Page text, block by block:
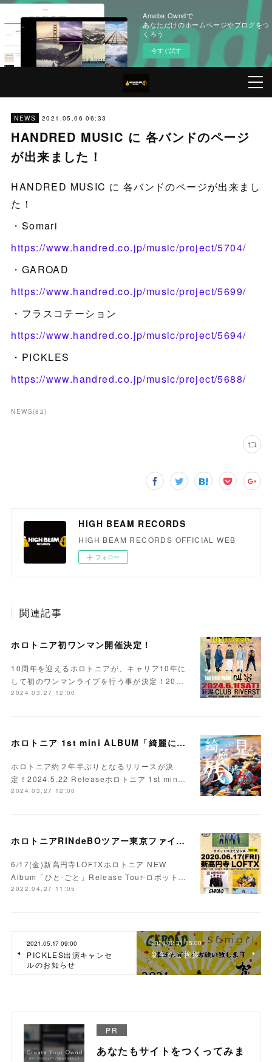
Ameba Owndで
あなただけのホームページやブログをつ
くろう
今すぐ試す
NEWS 2021.05.06 06:33
HANDRED MUSIC に 各バンドのページ
が出来ました！
HANDRED MUSIC に 各バンドのページが出来まし
た！
・Somari
https://www.handred.co.jp/music/project/5704/
・GAROAD
https://www.handred.co.jp/music/project/5699/
・フラスコテーション
https://www.handred.co.jp/music/project/5694/
・PICKLES
https://www.handred.co.jp/music/project/5688/
NEWS(82)
HIGH BEAM RECORDS
HIGH BEAM RECORDS OFFICIAL WEB
フォロー
関連記事
ホロトニア初ワンマン開催決定！
10周年を迎えるホロトニアが、キャリア10年に
して初のワンマンライブを行う事が決定！20…
2024.03.27 12:00
ホロトニア 1st mini ALBUM「綺麗に見えた残りカス」Release決定
ホロトニア約２年半ぶりとなるリリースが決
定！2024.5.22 Releaseホロトニア 1st min…
2024.03.27 12:00
ホロトニアRINdeBOツアー東京ファイナル開催決定！
6/17(金)新高円寺LOFTXホロトニア NEW
Album「ひと-ごと」Release Tour-ロボット…
2022.04.27 11:05
2021.05.17 09:00
PICKLES出演キャンセ
ルのお知らせ
2020.12.31 15:00
新年のご挨拶
PR
あなたもサイトをつくってみま